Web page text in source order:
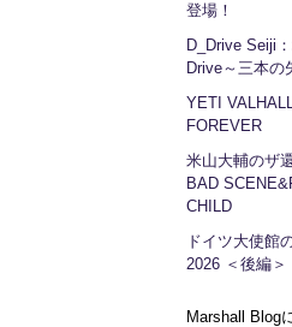
登場！
D_Drive Seiji
Drive～三本の
YETI
FOREVER
米山大輔のザ
BAD
CHILD
ドイツ大使館
2026 ＜後編＞
Marshall Blog